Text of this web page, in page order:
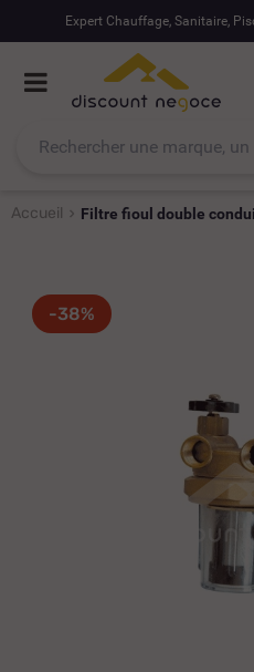
Expert Chauffage, Sanitaire,
Accueil Filtre fioul double
-38%